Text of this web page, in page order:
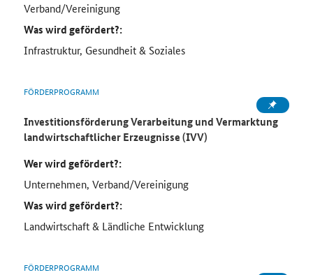
Verband/Vereinigung
Was wird gefördert?:
Infrastruktur, Gesundheit & Soziales
FÖRDERPROGRAMM
Investitionsförderung Verarbeitung und Vermarktung
landwirtschaftlicher Erzeugnisse (IVV)
Wer wird gefördert?:
Unternehmen, Verband/Vereinigung
Was wird gefördert?:
Landwirtschaft & Ländliche Entwicklung
FÖRDERPROGRAMM